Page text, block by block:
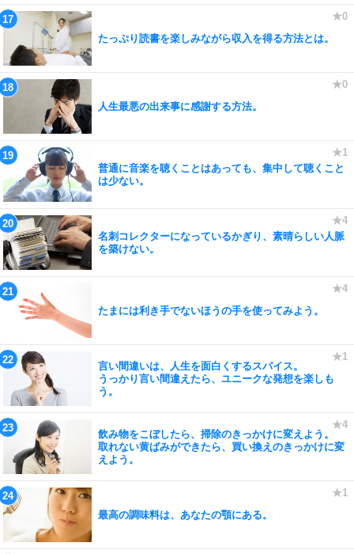
たっぷり読書を楽しみながら収入を得る方法とは。
人生最悪の出来事に感謝する方法。
普通に音楽を聴くことはあっても、集中して聴くこと
は少ない。
名刺コレクターになっているかぎり、素晴らしい人脈
を築けない。
たまには利き手でないほうの手を使ってみよう。
言い間違いは、人生を面白くするスパイス。
うっかり言い間違えたら、ユニークな発想を楽しも
う。
飲み物をこぼしたら、掃除のきっかけに変えよう。
取れない黄ばみができたら、買い換えのきっかけに変
えよう。
最高の調味料は、あなたの顎にある。